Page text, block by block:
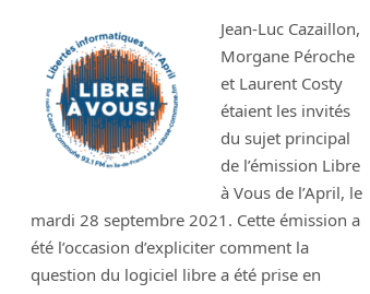
Jean-Luc Cazaillon,
Morgane Péroche
et Laurent Costy
étaient les invités
du sujet principal
de l’émission Libre
à Vous de l’April, le
mardi 28 septembre 2021. Cette émission a
été l’occasion d’expliciter comment la
question du logiciel libre a été prise en